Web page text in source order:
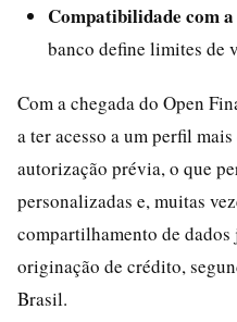
Compatibilidade com
banco define limites de
Com a chegada do Open
a ter acesso a um perfil
autorização prévia, o que
personalizadas e, muitas
compartilhamento de
originação de crédito,
Brasil.